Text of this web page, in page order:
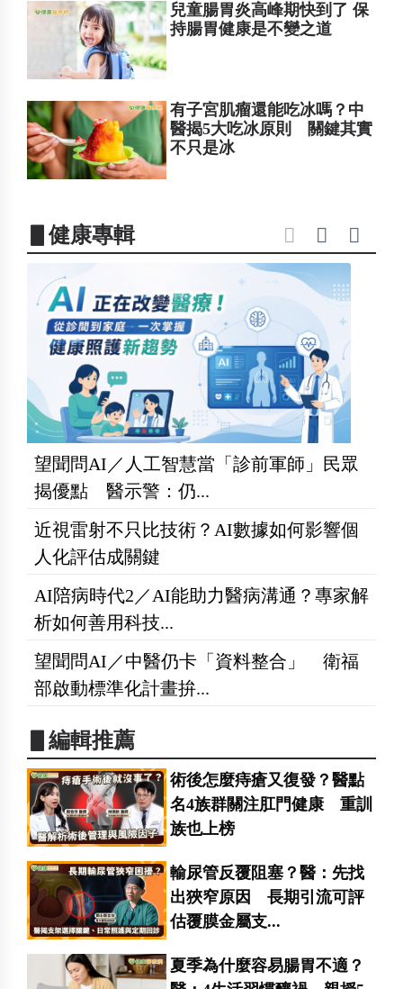
兒童腸胃炎高峰期快到了 保
持腸胃健康是不變之道
有子宮肌瘤還能吃冰嗎？中
醫揭5大吃冰原則 關鍵其實
不只是冰
▋健康專輯
望聞問AI／人工智慧當「診前軍師」民眾
揭優點 醫示警：仍...
近視雷射不只比技術？AI數據如何影響個
人化評估成關鍵
AI陪病時代2／AI能助力醫病溝通？專家解
析如何善用科技...
望聞問AI／中醫仍卡「資料整合」 衛福
部啟動標準化計畫拚...
▋編輯推薦
術後怎麼痔瘡又復發？醫點
名4族群關注肛門健康 重訓
族也上榜
輸尿管反覆阻塞？醫：先找
出狹窄原因 長期引流可評
估覆膜金屬支...
夏季為什麼容易腸胃不適？